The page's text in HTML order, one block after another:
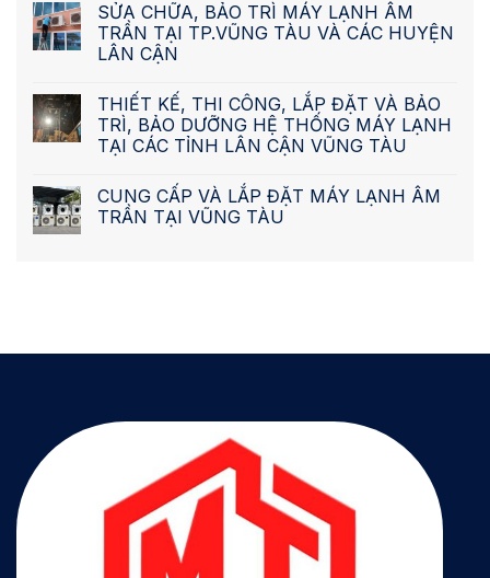
SỬA CHỮA, BẢO TRÌ MÁY LẠNH ÂM
TRẦN TẠI TP.VŨNG TÀU VÀ CÁC HUYỆN
LÂN CẬN
THIẾT KẾ, THI CÔNG, LẮP ĐẶT VÀ BẢO
TRÌ, BẢO DƯỠNG HỆ THỐNG MÁY LẠNH
TẠI CÁC TỈNH LÂN CẬN VŨNG TÀU
CUNG CẤP VÀ LẮP ĐẶT MÁY LẠNH ÂM
TRẦN TẠI VŨNG TÀU